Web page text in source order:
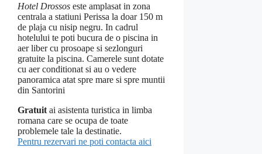
Hotel Drossos este amplasat in zona
centrala a statiuni Perissa la doar 150 m
de plaja cu nisip negru. In cadrul
hotelului te poti bucura de o piscina in
aer liber cu prosoape si sezlonguri
gratuite la piscina. Camerele sunt dotate
cu aer conditionat si au o vedere
panoramica atat spre mare si spre muntii
din Santorini
Gratuit ai asistenta turistica in limba
romana care se ocupa de toate
problemele tale la destinatie.
Pentru rezervari ne poti contacta aici